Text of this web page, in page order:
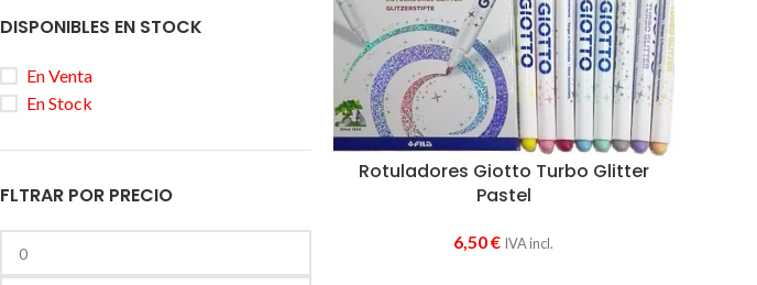
DISPONIBLES EN STOCK
En Venta
En Stock
FLTRAR POR PRECIO
Rotuladores Giotto Turbo Glitter
Pastel
6,50€ IVA incl.